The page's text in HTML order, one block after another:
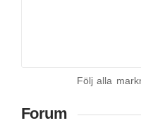
Följ alla
Forum